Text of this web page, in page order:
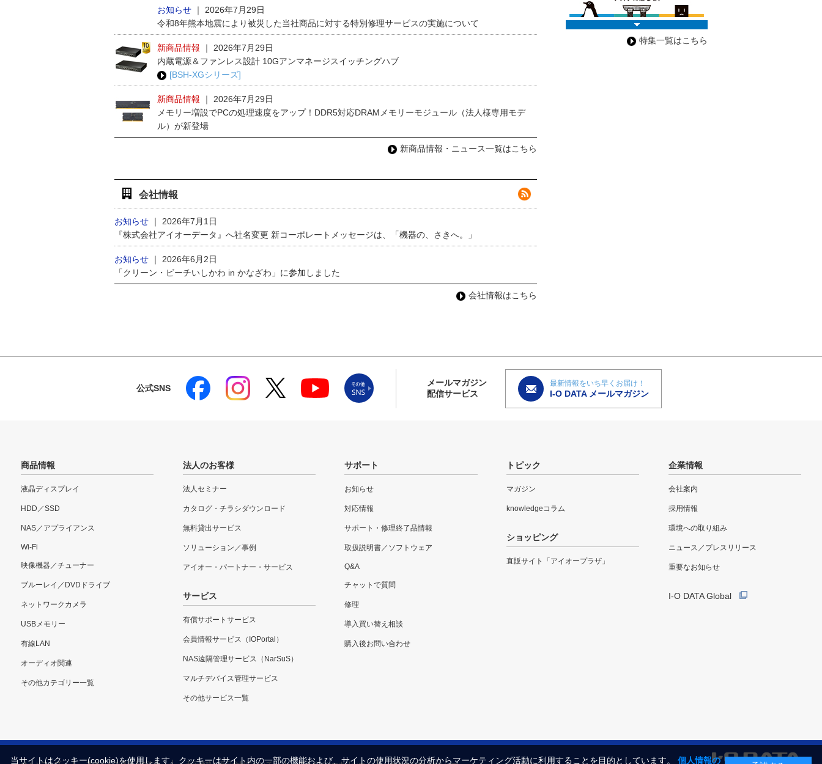
お知らせ ｜
2026年7月29日
令和8年熊本地震により被災した当社商品に対する特別修理サービスの実施について
新商品情報 ｜
2026年7月29日
内蔵電源＆ファンレス設計 10Gアンマネージスイッチングハブ
[BSH-XGシリーズ]
新商品情報 ｜
2026年7月29日
メモリー増設でPCの処理速度をアップ！DDR5対応DRAMメモリーモジュール（法人様専用モデ
ル）が新登場
新商品情報・ニュース一覧はこちら
会社情報
お知らせ ｜
2026年7月1日
『株式会社アイオーデータ』へ社名変更 新コーポレートメッセージは、「機器の、さきへ。」
お知らせ ｜
2026年6月2日
「クリーン・ビーチいしかわ in かなざわ」に参加しました
会社情報はこちら
特集一覧はこちら
公式SNS
メールマガジン
配信サービス
最新情報をいち早くお届け！
I-O DATA メールマガジン
商品情報
液晶ディスプレイ
HDD／SSD
NAS／アプライアンス
Wi-Fi
映像機器／チューナー
ブルーレイ／DVDドライブ
ネットワークカメラ
USBメモリー
有線LAN
オーディオ関連
その他カテゴリー一覧
法人のお客様
法人セミナー
カタログ・チラシダウンロード
無料貸出サービス
ソリューション／事例
アイオー・パートナー・サービス
サービス
有償サポートサービス
会員情報サービス（IOPortal）
NAS遠隔管理サービス（NarSuS）
マルチデバイス管理サービス
その他サービス一覧
サポート
お知らせ
対応情報
サポート・修理終了品情報
取扱説明書／ソフトウェア
Q&A
チャットで質問
修理
導入買い替え相談
購入後お問い合わせ
トピック
マガジン
knowledgeコラム
ショッピング
直販サイト「アイオープラザ」
企業情報
会社案内
採用情報
環境への取り組み
ニュース／プレスリリース
重要なお知らせ
I-O DATA Global
当サイトはクッキー(cookie)を使用します。クッキーはサイト内の一部の機能および、サイトの使用状況の分析からマーケティング活動に利用することを目的としています。 個人情報の